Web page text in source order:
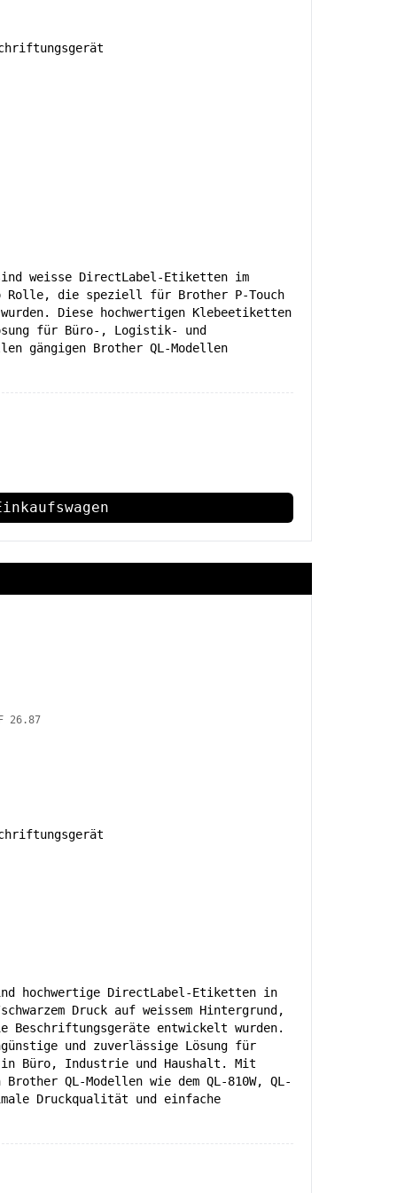
weisse DirectLabel-Etiketten im
Rolle, die speziell für Brother P-Touch
Diese hochwertigen Klebeetiketten
für Büro-, Logistik- und
gängigen Brother QL-Modellen
26.87
hochwertige DirectLabel-Etiketten in
Druck auf weissem Hintergrund,
entwickelt wurden.
und zuverlässige Lösung für
in Büro, Industrie und Haushalt. Mit
QL-Modellen wie dem QL-810W, QL-
Druckqualität und einfache